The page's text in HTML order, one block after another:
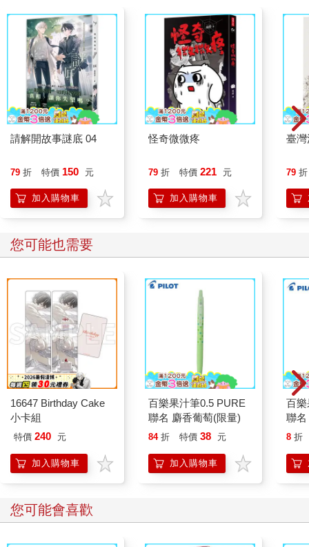
請解開故事謎底 04
79 折 特價 150 元
加入購物車
怪奇微微疼
79 折 特價 221 元
加入購物車
臺
79 折
您可能也需要
16647 Birthday Cake
小卡組
特價 240 元
加入購物車
百樂果汁筆0.5 PURE
聯名 麝香葡萄(限量)
84 折 特價 38 元
加入購物車
百
聯
8 折
您可能會喜歡